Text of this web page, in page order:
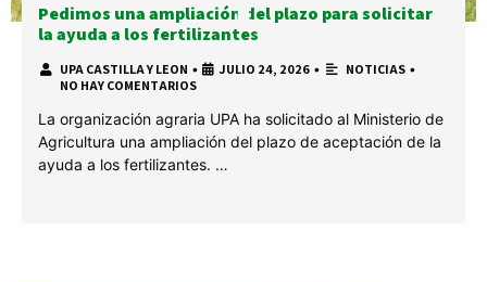
Pedimos una ampliación del plazo para solicitar
la ayuda a los fertilizantes
UPA CASTILLA Y LEON • JULIO 24, 2026 • NOTICIAS •
NO HAY COMENTARIOS
La organización agraria UPA ha solicitado al Ministerio de
Agricultura una ampliación del plazo de aceptación de la
ayuda a los fertilizantes. …